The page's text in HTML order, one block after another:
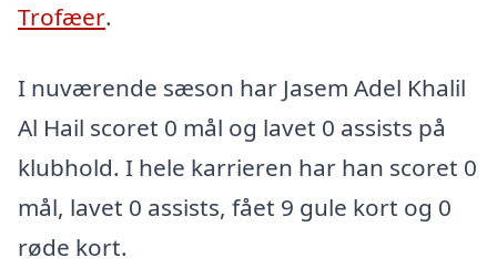
Trofæer.
I nuværende sæson har Jasem Adel Khalil
Al Hail scoret 0 mål og lavet 0 assists på
klubhold. I hele karrieren har han scoret 0
mål, lavet 0 assists, fået 9 gule kort og 0
røde kort.